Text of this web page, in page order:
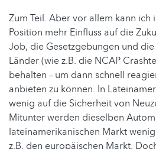
Zum Teil. Aber vor allem kann ich
Position mehr Einfluss auf die
Job, die Gesetzgebungen und
Länder (wie z.B. die NCAP
behalten – um dann schnell
anbieten zu können. In
wenig auf die Sicherheit von
Mitunter werden dieselben
lateinamerikanischen Markt
z.B. den europäischen Markt.